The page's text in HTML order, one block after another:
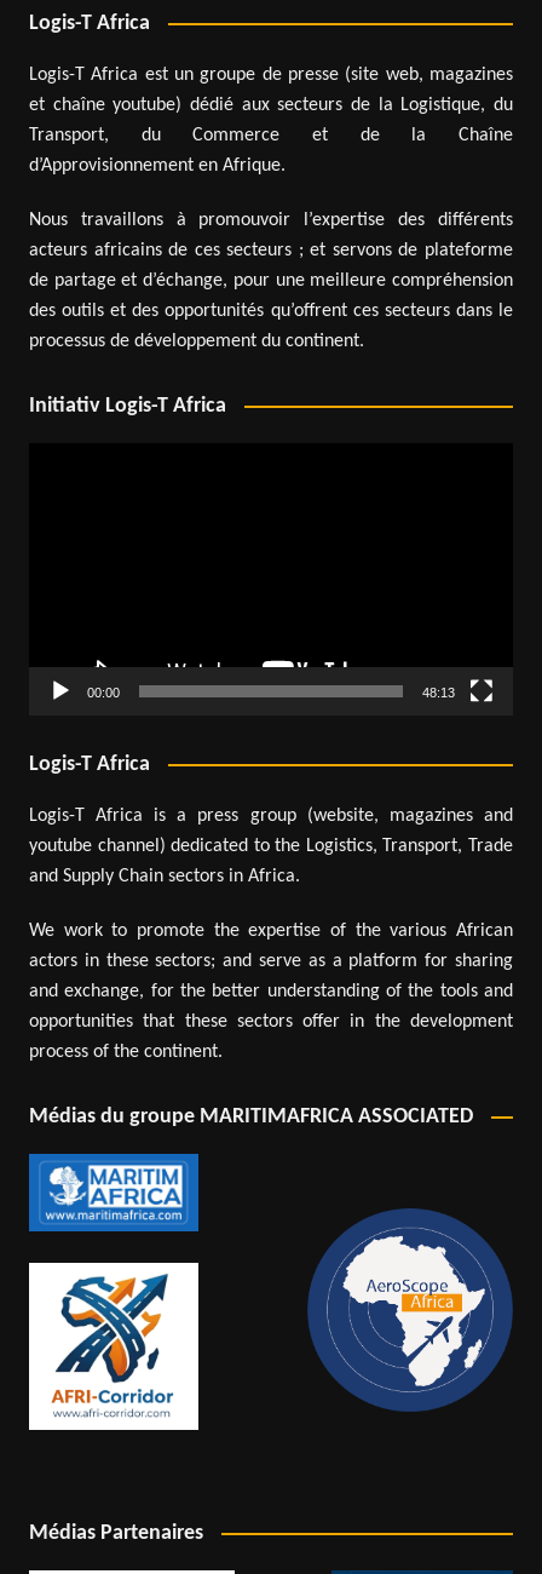
Logis-T Africa
Logis-T Africa est un groupe de presse (site web, magazines
et chaîne youtube) dédié aux secteurs de la Logistique, du
Transport, du Commerce et de la Chaîne
d’Approvisionnement en Afrique.
Nous travaillons à promouvoir l’expertise des différents
acteurs africains de ces secteurs ; et servons de plateforme
de partage et d’échange, pour une meilleure compréhension
des outils et des opportunités qu’offrent ces secteurs dans le
processus de développement du continent.
Initiativ Logis-T Africa
00:00 48:13
Logis-T Africa
Logis-T Africa is a press group (website, magazines and
youtube channel) dedicated to the Logistics, Transport, Trade
and Supply Chain sectors in Africa.
We work to promote the expertise of the various African
actors in these sectors; and serve as a platform for sharing
and exchange, for the better understanding of the tools and
opportunities that these sectors offer in the development
process of the continent.
Médias du groupe MARITIMAFRICA ASSOCIATED
Médias Partenaires